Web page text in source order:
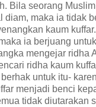
Bila seorang
diam, maka ia tidak
kaum
ia berjuang
mengejar ridha
ridha kaum
untuk itu-
menjadi benci
tidak diutarakan